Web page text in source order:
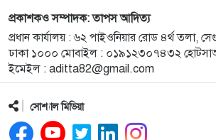
নেইমারকে ‘অবাঞ্ছিত’ ঘোষণার প্রস্তাব
১০
নির্দিষ্ট কিছু মডেলের এসএসডির দাম
১১
১২
প্রকাশকও সম্পাদক: তাপস আদিত্য
প্রধান কার্যালয় : ৬২ পাইওনিয়ার রোড ৪র্থ তলা,
ঢাকা ১০০০ মোবাইল : ০১৯১২৩০৭৪৩২
ইমেইল : aditta82@gmail.com
সোশ্যাল মিডিয়া